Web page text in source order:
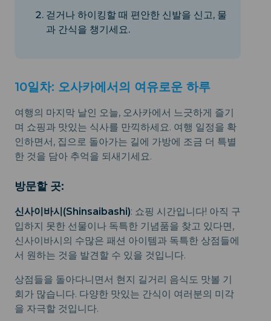
걷거나 하이킹할 때 편안한 신발을 신고, 물
과 간식을 챙기세요.
10일차: 오사카에서의 여유로운 하루
여행의 마지막 날인 오늘, 오사카에서 느긋하게 즐기
며 쇼핑과 맛있는 식사를 만끽하세요. 여행 일정을 확
인하면서, 집으로 돌아가는 길에 가방에 조금 더 특별
한 것을 담아 추억을 되새기세요.
방문할 곳:
신사이바시(Shinsaibashi): 쇼핑 시간입니다! 아직 구
입하지 못한 선물이나 독특한 기념품을 찾고 있다면,
신사이바시의 수많은 패션 아이템과 독특한 상점들에
서 원하는 것을 발견할 수 있을 것입니다.
상점들을 돌아다니면서 현지 길거리 음식도 맛볼 기
회가 많습니다. 다양한 맛있는 간식이 여러분의 미각
을 자극할 것입니다.